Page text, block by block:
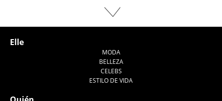
Elle
MODA
BELLEZA
CELEBS
ESTILO DE VIDA